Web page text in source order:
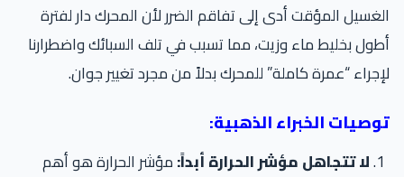
المؤقت أدى إلى تفاقم الضرر لأن المحرك دار لفترة
بخليط ماء وزيت، مما تسبب في تلف السبائك واضطرارنا
“عمرة كاملة” للمحرك بدلاً من مجرد تغيير جوان.
الخبراء الذهبية:
لا تتجاهل مؤشر الحرارة أبداً:مؤشر الحرارة هو أهم